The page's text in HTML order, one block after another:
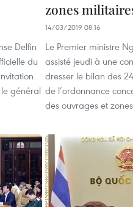
Delfin
du
général
zones
14/03/2019 08:16
Le Premier ministre
assisté jeudi à une
dresser le bilan des
de l’ordonnance
des ouvrages et